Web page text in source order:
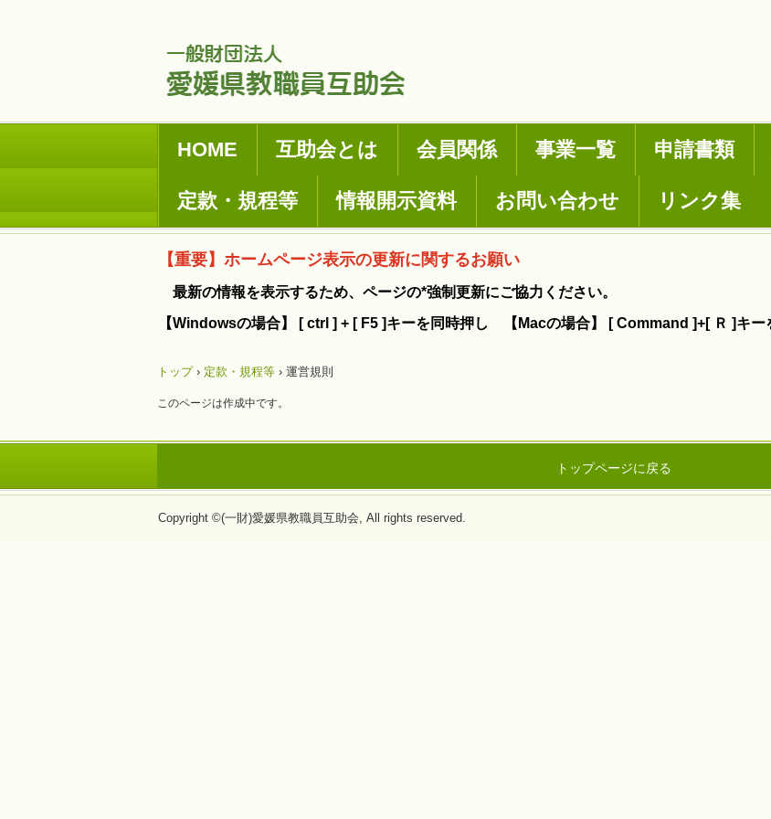
HOME 互助会とは 会員関係 事業一覧 申請書類
定款・規程等 情報開示資料 お問い合わせ リンク集
【重要】ホームページ表示の更新に関するお願い
最新の情報を表示するため、ページの*強制更新にご協力ください。
【Windowsの場合】 [ ctrl ] + [ F5 ]キーを同時押し 【Macの場合】 [ Command ]+[ Ｒ ]キー
トップ › 定款・規程等 › 運営規則
このページは作成中です。
トップページに戻る
Copyright ©(一財)愛媛県教職員互助会, All rights reserved.